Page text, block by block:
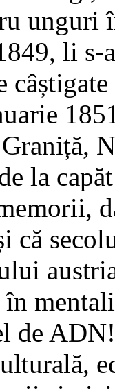
unguri
li s-
la
că
de